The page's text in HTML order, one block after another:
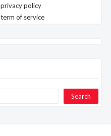
privacy policy
term of service